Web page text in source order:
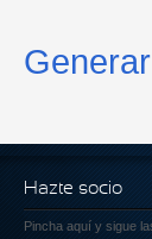
Hazte socio
Pincha aquí y sigue